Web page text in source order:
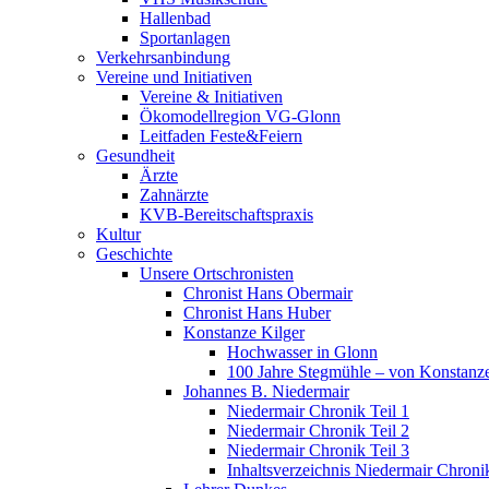
Hallenbad
Sportanlagen
Verkehrsanbindung
Vereine und Initiativen
Vereine & Initiativen
Ökomodellregion VG-Glonn
Leitfaden Feste&Feiern
Gesundheit
Ärzte
Zahnärzte
KVB-Bereitschaftspraxis
Kultur
Geschichte
Unsere Ortschronisten
Chronist Hans Obermair
Chronist Hans Huber
Konstanze Kilger
Hochwasser in Glonn
100 Jahre Stegmühle – von
Johannes B. Niedermair
Niedermair Chronik Teil 1
Niedermair Chronik Teil 2
Niedermair Chronik Teil 3
Inhaltsverzeichnis Niedermair